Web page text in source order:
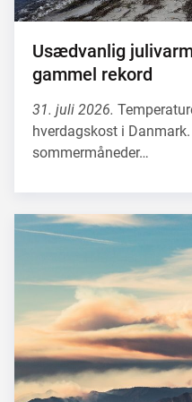
Usædvanlig
gammel rekord
31. juli 2026.
hverdagskost i
sommermåneder…